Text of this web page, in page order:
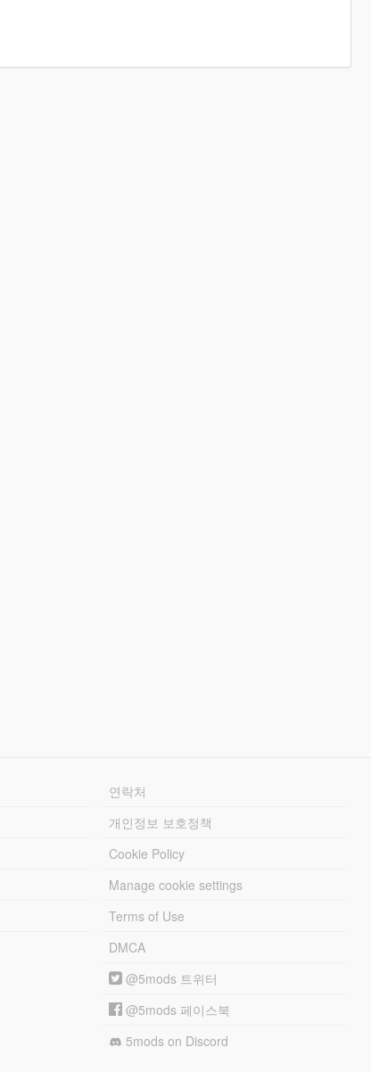
연락처
개인정보 보호정책
Cookie Policy
Manage cookie settings
Terms of Use
DMCA
@5mods 트위터
@5mods 페이스북
5mods on Discord